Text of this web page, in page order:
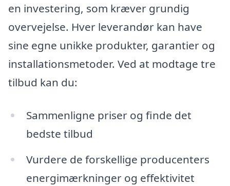
en investering, som kræver grundig
overvejelse. Hver leverandør kan have
sine egne unikke produkter, garantier og
installationsmetoder. Ved at modtage tre
tilbud kan du:
Sammenligne priser og finde det
bedste tilbud
Vurdere de forskellige producenters
energimærkninger og effektivitet